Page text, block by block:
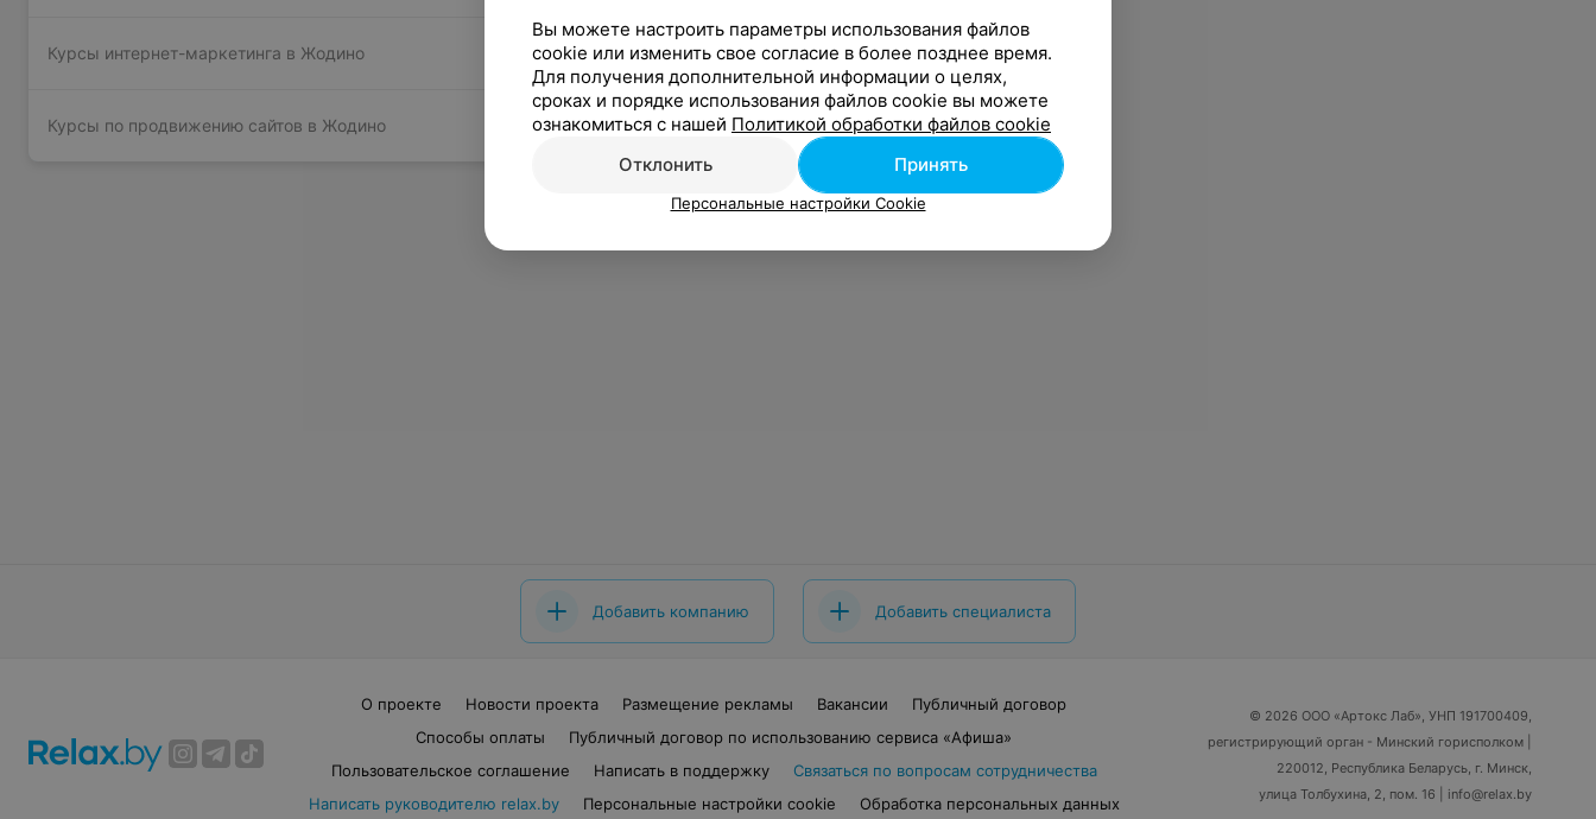
Курсы интернет-маркетинга в Жодино
Курсы по продвижению сайтов в Жодино
Добавить компанию Добавить специалиста
О проекте Новости проекта Размещение рекламы Вакансии
Публичный договор
Способы оплаты
Публичный договор по использованию сервиса «Афиша»
Пользовательское соглашение
Написать в поддержку
Связаться по вопросам сотрудничества
Написать руководителю relax.by
Персональные настройки cookie Обработка персональных данных
© 2026 ООО «Артокс Лаб», УНП 191700409,
регистрирующий орган - Минский горисполком
220012, Республика Беларусь, г. Минск,
улица Толбухина, 2, пом. 16 | info@relax.by
Вы можете настроить параметры использования файлов
cookie или изменить свое согласие в более позднее время.
Для получения дополнительной информации о целях,
сроках и порядке использования файлов cookie вы можете
ознакомиться с нашей Политикой обработки файлов cookie
Отклонить
Принять
Персональные настройки Cookie